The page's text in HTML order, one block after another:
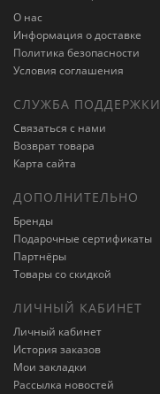
О нас
Информация о доставке
Политика безопасности
Условия соглашения
СЛУЖБА ПОДДЕРЖКИ
Связаться с нами
Возврат товара
Карта сайта
ДОПОЛНИТЕЛЬНО
Бренды
Подарочные сертификаты
Партнёры
Товары со скидкой
ЛИЧНЫЙ КАБИНЕТ
Личный кабинет
История заказов
Мои закладки
Рассылка новостей